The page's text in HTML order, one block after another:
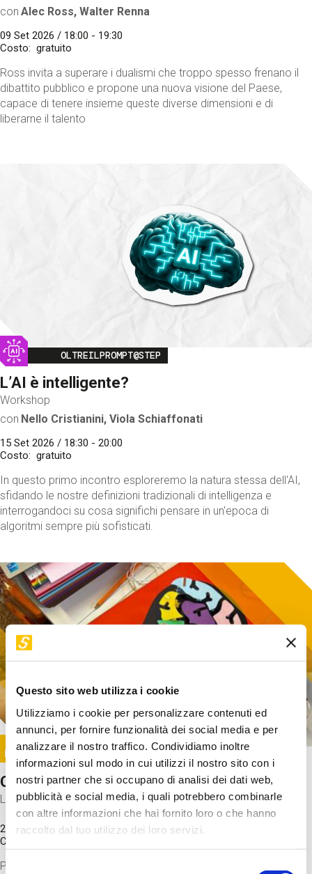
Questo sito web utilizza i cookie
Utilizziamo i cookie per personalizzare contenuti ed
annunci, per fornire funzionalità dei social media e per
analizzare il nostro traffico. Condividiamo inoltre
informazioni sul modo in cui utilizzi il nostro sito con i
nostri partner che si occupano di analisi dei dati web,
pubblicità e social media, i quali potrebbero combinarle
con altre informazioni che hai fornito loro o che hanno
raccolto dal tuo utilizzo dei loro servizi.
Selezione
con Alec Ross, Walter Renna
09 Set 2026 / 18:00 - 19:30
Costo
gratuito
Ross invita a superare i dualismi che troppo spesso frenano il
dibattito pubblico e propone una nuova visione del Paese,
capace di tenere insieme queste diverse dimensioni e di
liberarne il talento
Image
OLTREILPROMPT@STEP
L’AI è intelligente?
Workshop
con Nello Cristianini, Viola Schiaffonati
15 Set 2026 / 18:30 - 20:00
Costo
gratuito
In questo primo incontro esploreremo la natura stessa dell'AI,
sfidando le nostre definizioni tradizionali di intelligenza e
interrogandoci su cosa significhi pensare in un'epoca di
algoritmi sempre più sofisticati.
Image
SUNDAY@STEP
Come funziona il cervello?
Laboratorio
20 Set 2026 / 11:15 - 13:00
Costo
Proveremo a costruire un cervello in cartoncino cercando di